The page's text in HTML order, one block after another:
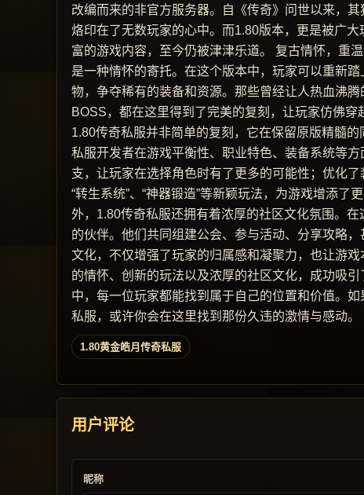
改编而来的非官方服务器。自《传奇》问世以来，
烙印在了无数玩家的心中。而1.80版本，更是被广
富的游戏内容，至今仍被津津乐道。 复古情怀，重
是一种情怀的寄托。在这个版本中，玩家可以重新
物，争夺稀有的装备和资源。那些曾经让人热血沸
BOSS，都在这里得到了完美的复刻，让玩家仿佛
1.80传奇私服并非简单的复刻，它在保留原版精髓
私服开发者在游戏平衡性、职业特色、装备系统等
支，让玩家在选择角色时有了更多的可能性；优化
“转生系统”、“神器锻造”等新颖玩法，为游戏增添
外，1.80传奇私服还拥有着浓厚的社区文化氛围。
的伙伴。他们共同组建公会、参与活动、分享攻略
文化，不仅增强了玩家的归属感和凝聚力，也让游
的情怀、创新的玩法以及浓厚的社区文化，成功吸
中，每一位玩家都能找到属于自己的位置和价值。
私服，或许你会在这里找到那份久违的激情与感动。
1.80黄金皓月传奇私服
用户评论
昵称